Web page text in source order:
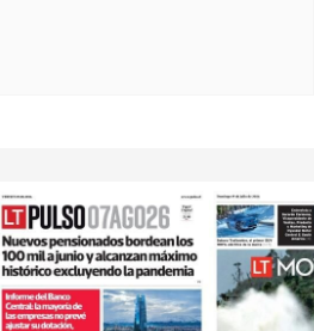
Opens in new window Opens in